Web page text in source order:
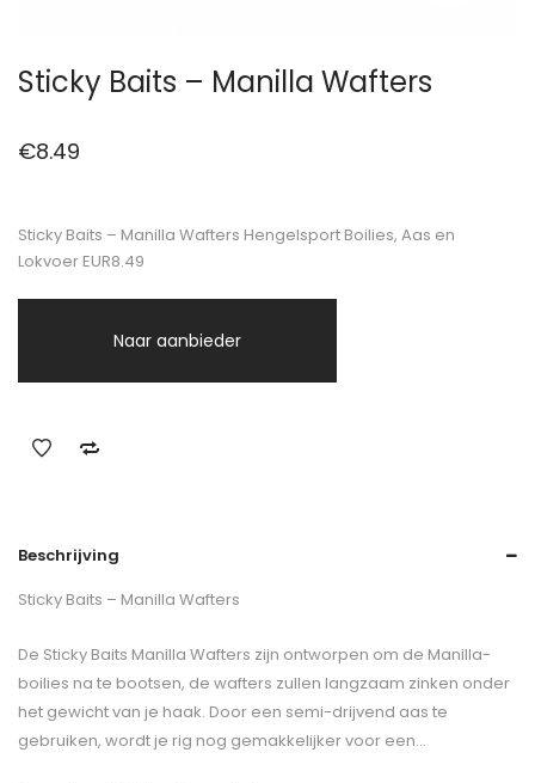
Sticky Baits – Manilla Wafters
€8.49
Sticky Baits – Manilla Wafters Hengelsport Boilies, Aas en
Lokvoer EUR8.49
Naar aanbieder
Beschrijving
Sticky Baits – Manilla Wafters
De Sticky Baits Manilla Wafters zijn ontworpen om de Manilla-
boilies na te bootsen, de wafters zullen langzaam zinken onder
het gewicht van je haak. Door een semi-drijvend aas te
gebruiken, wordt je rig nog gemakkelijker voor een…